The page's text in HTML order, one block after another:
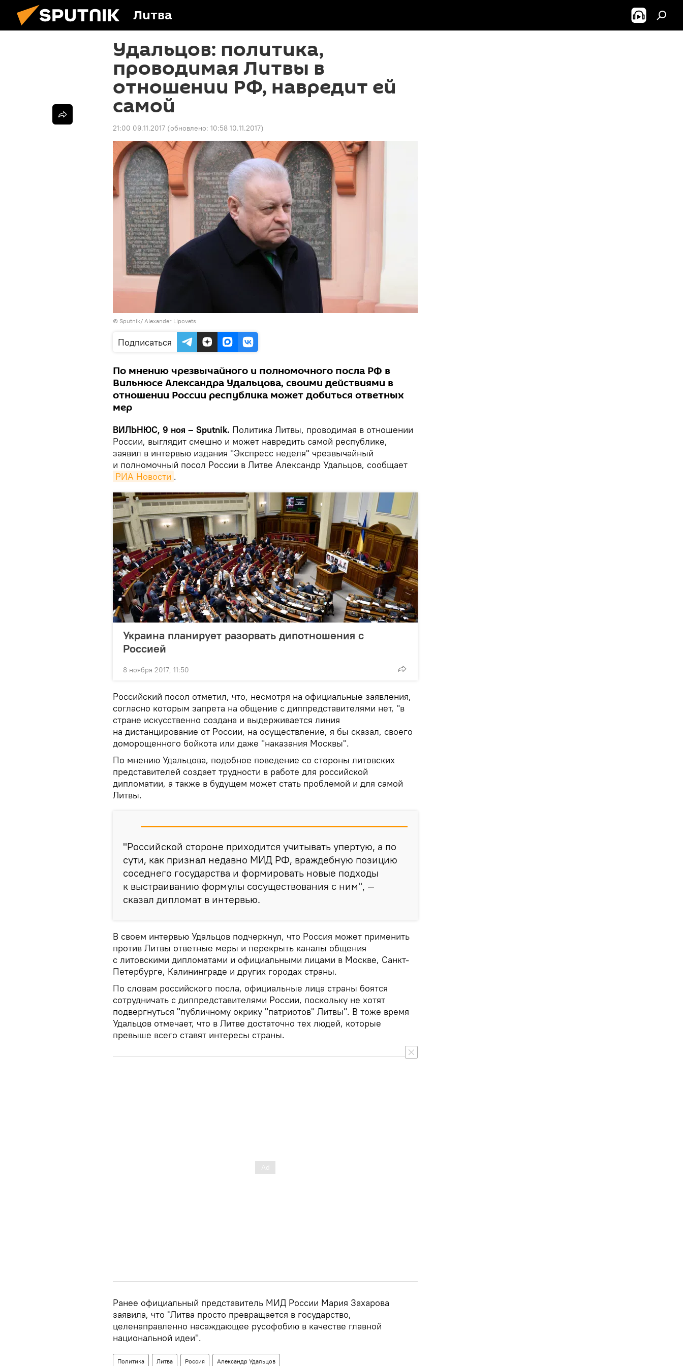
Литва
Удальцов: политика,
проводимая Литвы в
отношении РФ, навредит ей
самой
21:00 09.11.2017 (обновлено: 10:58 10.11.2017)
© Sputnik/ Alexander Lipovets
Подписаться
По мнению чрезвычайного и полномочного посла РФ в
Вильнюсе Александра Удальцова, своими действиями в
отношении России республика может добиться ответных
мер
ВИЛЬНЮС, 9 ноя – Sputnik. Политика Литвы, проводимая в отношении
России, выглядит смешно и может навредить самой республике,
заявил в интервью издания "Экспресс неделя" чрезвычайный
и полномочный посол России в Литве Александр Удальцов, сообщает
РИА Новости .
Украина планирует разорвать дипотношения с
Россией
8 ноября 2017, 11:50
Российский посол отметил, что, несмотря на официальные заявления,
согласно которым запрета на общение с диппредставителями нет, "в
стране искусственно создана и выдерживается линия
на дистанцирование от России, на осуществление, я бы сказал, своего
доморощенного бойкота или даже "наказания Москвы".
По мнению Удальцова, подобное поведение со стороны литовских
представителей создает трудности в работе для российской
дипломатии, а также в будущем может стать проблемой и для самой
Литвы.
"Российской стороне приходится учитывать упертую, а по
сути, как признал недавно МИД РФ, враждебную позицию
соседнего государства и формировать новые подходы
к выстраиванию формулы сосуществования с ним", —
сказал дипломат в интервью.
В своем интервью Удальцов подчеркнул, что Россия может применить
против Литвы ответные меры и перекрыть каналы общения
с литовскими дипломатами и официальными лицами в Москве, Санкт-
Петербурге, Калининграде и других городах страны.
По словам российского посла, официальные лица страны боятся
сотрудничать с диппредставителями России, поскольку не хотят
подвергнуться "публичному окрику "патриотов" Литвы". В тоже время
Удальцов отмечает, что в Литве достаточно тех людей, которые
превыше всего ставят интересы страны.
Ранее официальный представитель МИД России Мария Захарова
заявила, что "Литва просто превращается в государство,
целенаправленно насаждающее русофобию в качестве главной
национальной идеи".
Политика Литва Россия Александр Удальцов